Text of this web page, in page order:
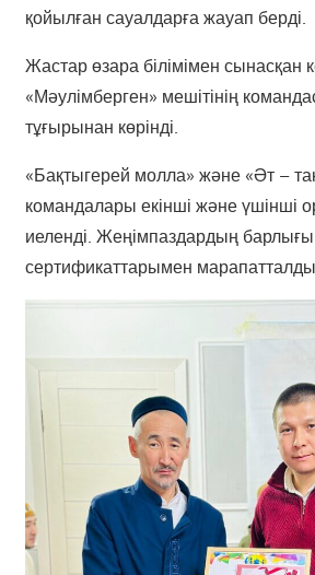
қойылған сауалдарға жауап берді.
Жастар өзара білімімен сынасқан
«Мәулімберген» мешітінің
тұғырынан көрінді.
«Бақтыгерей молла» және «Әт –
командалары екінші және үшінші
иеленді. Жеңімпаздардың
сертификаттарымен